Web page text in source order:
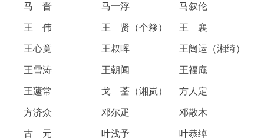
马 晋 马一浮 马叙伦
王 伟 王 贤（个簃） 王 襄
王心竟 王叔晖 王闿运（湘绮）
王雪涛 王朝闻 王福庵
王蘧常 戈 荃（湘岚） 方人定
方济众 邓尔疋 邓散木
古 元 叶浅予 叶恭绰